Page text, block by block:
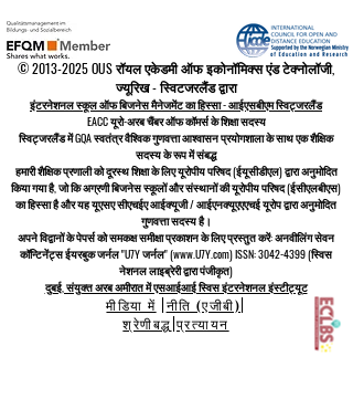
©2013-2025OUS रॉयल एकेडमी ऑफ इकोनॉमिक्स एंड टेक्नोलॉजी,
ज्यूरिख - स्विटजरलैंड द्वारा
इंटरनेशनल स्कूल ऑफ बिजनेस मैनेजमेंट का हिस्सा - आईएसबीएम स्विट्जरलैंड
EACC यूरो-अरब चैंबर ऑफ कॉमर्स के शिक्षा सदस्य
स्विट्जरलैंड मेंGQA स्वतंत्र वैश्विक गुणवत्ता आश्वासन प्रयोगशाला के साथ एक शैक्षिक
सदस्य के रूप में संबद्ध
हमारी शैक्षिक प्रणाली कोदूरस्थ शिक्षा के लिए यूरोपीय परिषद(ईयूसीडीएल)द्वारा अनुमोदित
किया गया है, जो किअग्रणी बिजनेस स्कूलों और संस्थानों की यूरोपीय परिषद (ईसीएलबीएस)
का हिस्सा है और यह यूएसए सीएचईए आईक्यूजी / आईएनक्यूएएएचई यूरोप द्वारा अनुमोदित
गुणवत्ता सदस्य है।
अपने विद्वानों के पेपर्स को समकक्ष समीक्षा प्रकाशन के लिए प्रस्तुत करें: अनवीलिंग सेवन
कॉन्टिनेंट्स ईयरबुक जर्नल "U7Y जर्नल" (www.U7Y.com) ISSN: 3042-4399 (स्विस
नेशनल लाइब्रेरी द्वारा पंजीकृत)
दुबई, संयुक्त अरब अमीरात में एसआईआई स्विस इंटरनेशनल इंस्टीट्यूट
मीडिया में नीति (एजीबी)
श्रेणीबद्ध प्रत्यायन